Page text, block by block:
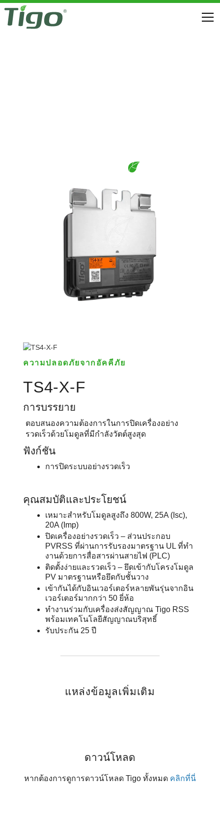
ความปลอดภัยจากอัคคีภัย
TS4-X-F
การบรรยาย
ตอบสนองความต้องการในการปิดเครื่องอย่าง
รวดเร็วด้วยโมดูลที่มีกําลังวัตต์สูงสุด
ฟังก์ชัน
การปิดระบบอย่างรวดเร็ว
คุณสมบัติและประโยชน์
เหมาะสําหรับโมดูลสูงถึง 800W, 25A (Isc),
20A (Imp)
ปิดเครื่องอย่างรวดเร็ว – ส่วนประกอบ
PVRSS ที่ผ่านการรับรองมาตรฐาน UL ที่ทํา
งานด้วยการสื่อสารผ่านสายไฟ (PLC)
ติดตั้งง่ายและรวดเร็ว – ยึดเข้ากับโครงโมดูล
PV มาตรฐานหรือยึดกับชั้นวาง
เข้ากันได้กับอินเวอร์เตอร์หลายพันรุ่นจากอิน
เวอร์เตอร์มากกว่า 50 ยี่ห้อ
ทํางานร่วมกับเครื่องส่งสัญญาณ Tigo RSS
พร้อมเทคโนโลยีสัญญาณบริสุทธิ์
รับประกัน 25 ปี
แหล่งข้อมูลเพิ่มเติม
ดาวน์โหลด
หากต้องการดูการดาวน์โหลด Tigo ทั้งหมด คลิกที่นี่